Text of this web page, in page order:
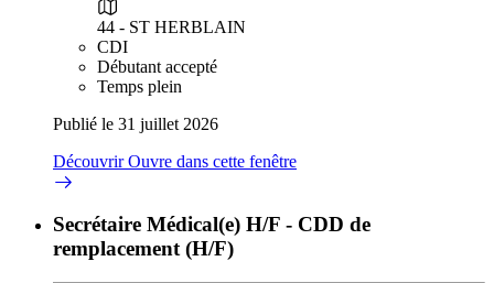
44 - ST HERBLAIN
CDI
Débutant accepté
Temps plein
Publié le 31 juillet 2026
DécouvrirOuvre dans cette fenêtre
Secrétaire Médical(e) H/F - CDD de
remplacement (H/F)